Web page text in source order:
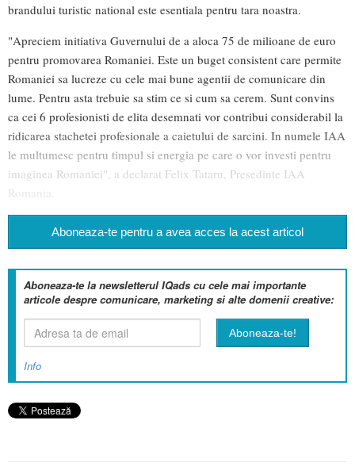
brandului turistic national este esentiala pentru tara noastra.
"Apreciem initiativa Guvernului de a aloca 75 de milioane de euro
pentru promovarea Romaniei. Este un buget consistent care permite
Romaniei sa lucreze cu cele mai bune agentii de comunicare din
lume. Pentru asta trebuie sa stim ce si cum sa cerem. Sunt convins
ca cei 6 profesionisti de elita desemnati vor contribui considerabil la
ridicarea stachetei profesionale a caietului de sarcini. In numele IAA
le multumesc pentru timpul si energia pe care o vor investi pentru
imaginea Romaniei", a declarat Felix Tataru, Presedinte IAA
Romania.
Aboneaza-te pentru a avea acces la acest articol
Aboneaza-te la newsletterul IQads cu cele mai importante
articole despre comunicare, marketing si alte domenii creative:
Info